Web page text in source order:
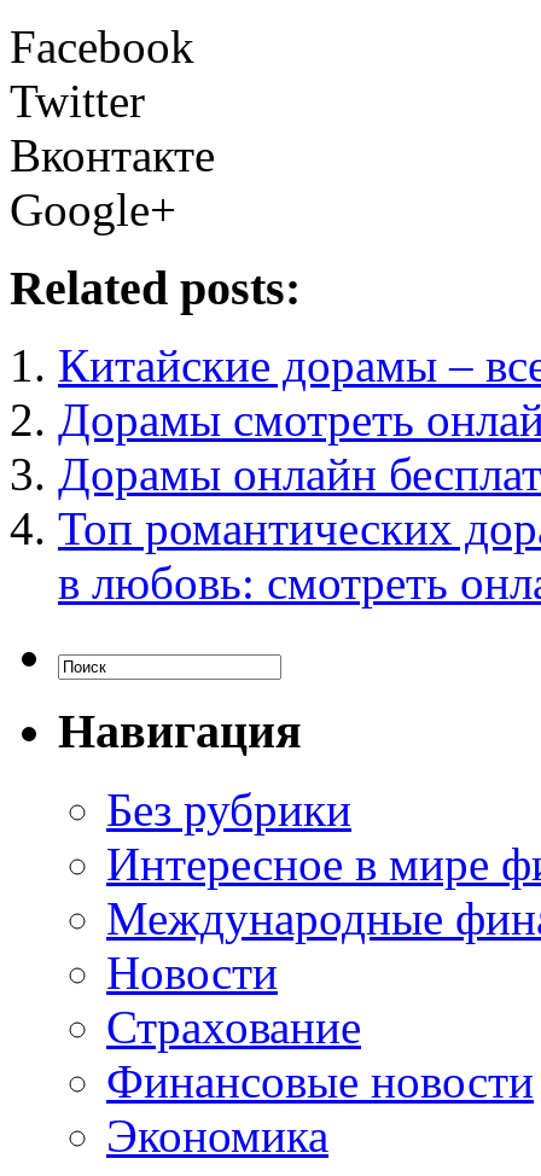
Facebook
Twitter
Вконтакте
Google+
Related posts:
Китайские дорамы –
Дорамы смотреть
Дорамы онлайн
Топ романтических
в любовь: смотреть
Навигация
Без рубрики
Интересное в мире
Международные
Новости
Страхование
Финансовые новости
Экономика